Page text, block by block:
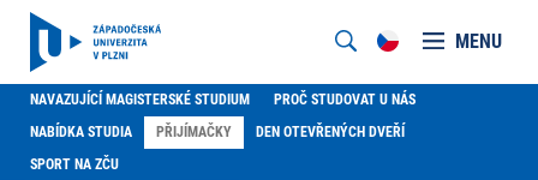
MENU
NAVAZUJÍCÍ MAGISTERSKÉ STUDIUM
PROČ STUDOVAT U NÁS
NABÍDKA STUDIA
PŘIJÍMAČKY
DEN OTEVŘENÝCH DVEŘÍ
SPORT NA ZČU